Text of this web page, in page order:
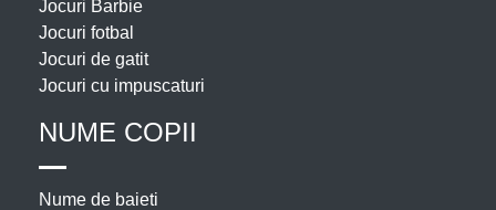
Jocuri Barbie
Jocuri fotbal
Jocuri de gatit
Jocuri cu impuscaturi
NUME COPII
Nume de baieti